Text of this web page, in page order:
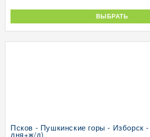
ВЫБРАТЬ
Псков - Пушкинские горы - Изборск
дня+ж/д)